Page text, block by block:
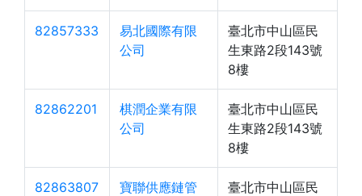
82857333
易北國際有限
公司
臺北市中山區民
生東路2段143號
8樓
82862201
棋潤企業有限
公司
臺北市中山區民
生東路2段143號
8樓
82863807
寶聯供應鏈管
臺北市中山區民